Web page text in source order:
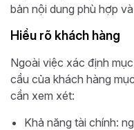
bản nội dung phù hợp
Hiểu rõ khách hàng
Ngoài việc xác định
cầu của khách hàng
cần xem xét:
Khả năng tài chính: